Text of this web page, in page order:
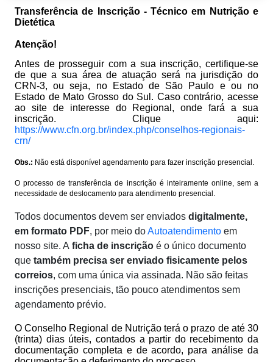
Transferência de Inscrição - Técnico em Nutrição e
Dietética
Atenção!
Antes de prosseguir com a sua inscrição, certifique-se
de que a sua área de atuação será na jurisdição do
CRN-3, ou seja, no Estado de São Paulo e ou no
Estado de Mato Grosso do Sul. Caso contrário, acesse
ao site de interesse do Regional, onde fará a sua
inscrição. Clique aqui:
https://www.cfn.org.br/index.php/conselhos-regionais-
crn/
Obs.: Não está disponível agendamento para fazer inscrição presencial.
O processo de transferência de inscrição é inteiramente online, sem a
necessidade de deslocamento para atendimento presencial.
Todos documentos devem ser enviados digitalmente,
em formato PDF, por meio doAutoatendimento em
nosso site. A ficha de inscrição é o único documento
que também precisa ser enviado fisicamente pelos
correios, com uma única via assinada. Não são feitas
inscrições presenciais, tão pouco atendimentos sem
agendamento prévio.
O Conselho Regional de Nutrição terá o prazo de até 30
(trinta) dias úteis, contados a partir do recebimento da
documentação completa e de acordo, para análise da